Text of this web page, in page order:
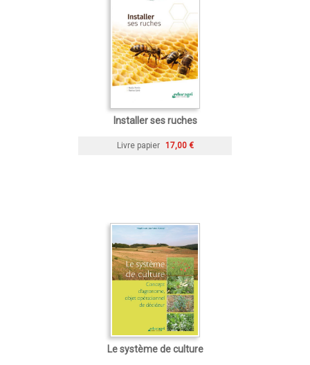
Installer ses ruches
Livre papier 17,00 €
Le système de culture